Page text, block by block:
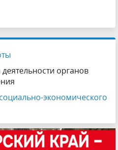
органов
экономического